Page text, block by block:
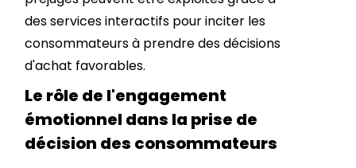
des services interactifs pour inciter les
consommateurs à prendre des décisions
d'achat favorables.
Le rôle de l'engagement
émotionnel dans la prise de
décision des consommateurs